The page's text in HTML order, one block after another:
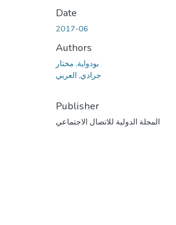
Date
2017-06
Authors
بودواية, مختار
جرادي, العربي
Publisher
المجلة الدولية للاتصال الاجتماعي